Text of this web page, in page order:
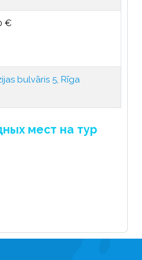
€
bulvāris 5, Rīga
мест на тур